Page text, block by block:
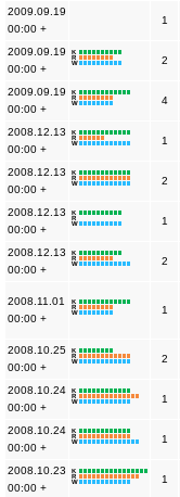
2009.09.19
00:00 +
1
2009.09.19
00:00 +
K
R
W
2
2009.09.19
00:00 +
K
R
W
4
2008.12.13
00:00 +
K
R
W
1
2008.12.13
00:00 +
K
R
W
2
2008.12.13
00:00 +
K
R
W
1
2008.12.13
00:00 +
K
R
W
2
2008.11.01
00:00 +
K
R
W
1
2008.10.25
00:00 +
K
R
W
2
2008.10.24
00:00 +
K
R
W
1
2008.10.24
00:00 +
K
R
W
1
2008.10.23
00:00 +
K
R
W
1